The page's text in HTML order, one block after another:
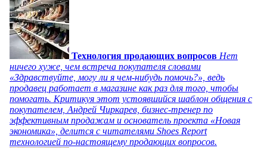
Технология продающих вопросов Нет
ничего хуже, чем встреча покупателя словами
«Здравствуйте, могу ли я чем-нибудь помочь?», ведь
продавец работает в магазине как раз для того, чтобы
помогать. Критикуя этот устоявшийся шаблон общения с
покупателем, Андрей Чиркарев, бизнес-тренер по
эффективным продажам и основатель проекта «Новая
экономика», делится с читателями Shoes Report
технологией по-настоящему продающих вопросов.